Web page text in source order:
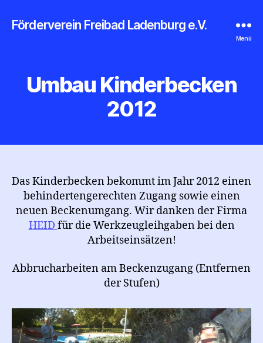
Förderverein Freibad Ladenburg e.V.
Menü
Umbau Kinderbecken
2012
Das Kinderbecken bekommt im Jahr 2012 einen
behindertengerechten Zugang sowie einen
neuen Beckenumgang. Wir danken der Firma
HEID für die Werkzeugleihgaben bei den
Arbeitseinsätzen!
Abbrucharbeiten am Beckenzugang (Entfernen
der Stufen)